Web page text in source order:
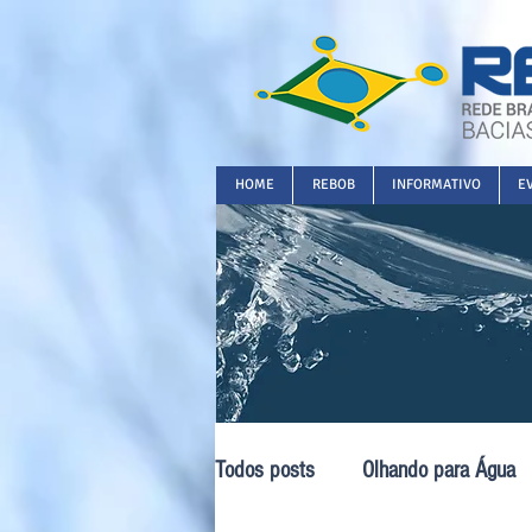
HOME REBOB INFORMATIVO
Todos posts Olhando para Água